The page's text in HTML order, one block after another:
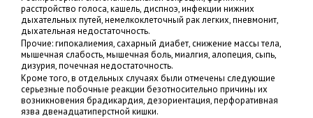
расстройство голоса, кашель, диспноэ, инфекции нижних
дыхательных путей, немелкоклеточный рак легких, пневмонит,
дыхательная недостаточность.
Прочие: гипокалиемия, сахарный диабет, снижение массы тела,
мышечная слабость, мышечная боль, миалгия, алопеция, сыпь,
дизурия, почечная недостаточность.
Кроме того, в отдельных случаях были отмечены следующие
серьезные побочные реакции безотносительно причины их
возникновения брадикардия, дезориентация, перфоративная
язва двенадцатиперстной кишки.